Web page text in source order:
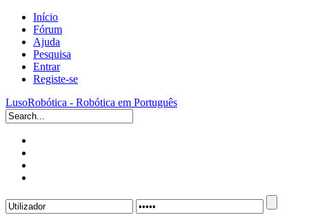
Início
Fórum
Ajuda
Pesquisa
Entrar
Registe-se
LusoRobótica - Robótica em Português